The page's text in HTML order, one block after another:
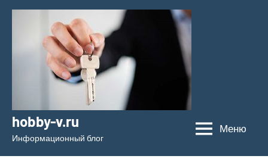
Перейти
содержимому
hobby-v.ru
Информационный блог
Меню